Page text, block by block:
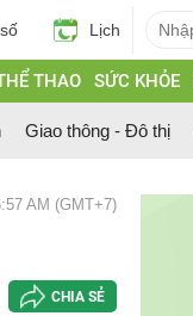
Lịch
THAO SỨC KHỎE
Giao thông - Đô thị
AM (GMT+7)
CHIA SẺ